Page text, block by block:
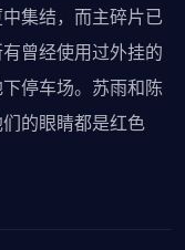
集结，而主碎片已
曾经使用过外挂的
停车场。苏雨和陈
的眼睛都是红色